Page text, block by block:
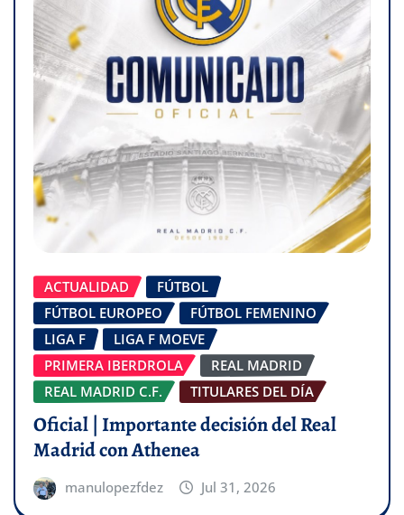
ACTUALIDAD
FÚTBOL
FÚTBOL EUROPEO
FÚTBOL FEMENINO
LIGA F
LIGA F MOEVE
PRIMERA IBERDROLA
REAL MADRID
REAL MADRID C.F.
TITULARES DEL DÍA
Oficial | Importante decisión del Real
Madrid con Athenea
manulopezfdez Jul 31, 2026